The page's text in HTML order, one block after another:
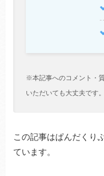
※本記事へのコメント・
いただいても大丈夫です
この記事はぱんだくり
ています。